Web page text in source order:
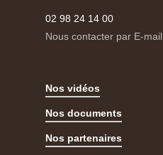
02 98 24 14 00
Nous contacter par E-mail
Nos vidéos
Nos documents
Nos partenaires